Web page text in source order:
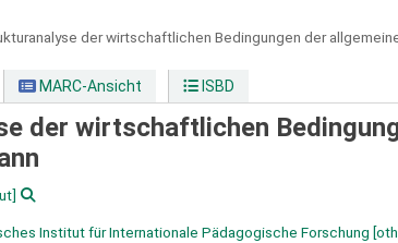
der wirtschaftlichen Bedingungen der
MARC-Ansicht ISBD
der wirtschaftlichen
Institut für Internationale Pädagogische Forschung